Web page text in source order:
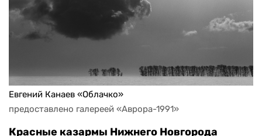
Евгений Канаев «Облачко»
предоставлено галереей «Аврора-1991»
Красные казармы Нижнего Новгорода